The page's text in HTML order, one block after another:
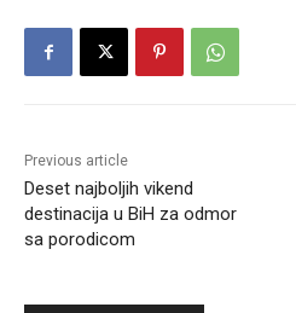
Previous article
Deset najboljih vikend
destinacija u BiH za odmor
sa porodicom